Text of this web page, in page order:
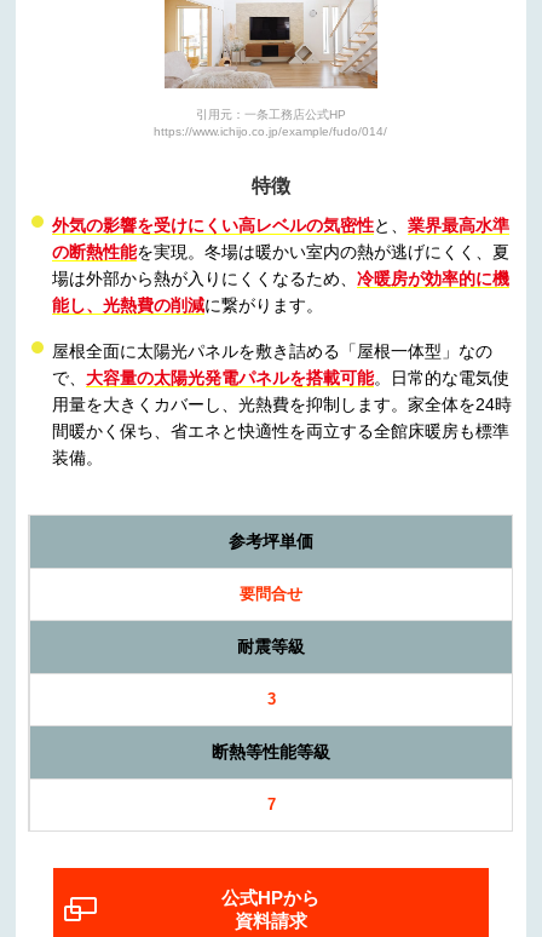
引用元：一条工務店公式HP
https://www.ichijo.co.jp/example/fudo/014/
特徴
外気の影響を受けにくい高レベルの気密性と、業界最高水準
の断熱性能を実現。冬場は暖かい室内の熱が逃げにくく、夏
場は外部から熱が入りにくくなるため、冷暖房が効率的に機
能し、光熱費の削減に繋がります。
屋根全面に太陽光パネルを敷き詰める「屋根一体型」なの
で、大容量の太陽光発電パネルを搭載可能。日常的な電気使
用量を大きくカバーし、光熱費を抑制します。家全体を24時
間暖かく保ち、省エネと快適性を両立する全館床暖房も標準
装備。
参考坪単価
要問合せ
耐震等級
3
断熱等性能等級
7
公式HPから
資料請求